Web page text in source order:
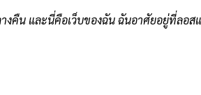
งคืน และนี่คือเว็บของฉัน ฉันอาศัยอยู่ที่ลอ